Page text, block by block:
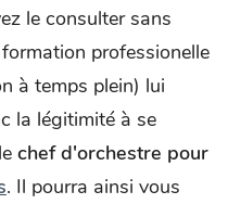
le consulter sans
professionelle
à temps plein) lui
la légitimité à se
chef d'orchestre pour
. Il pourra ainsi vous